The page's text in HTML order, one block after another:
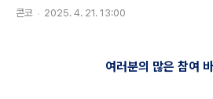
콘코 2025. 4. 21. 13:00
여러분의 많은 참여